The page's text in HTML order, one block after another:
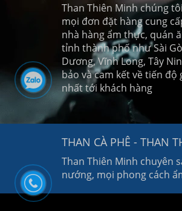
THAN CÀ PHÊ - THAN
Than Thiên Minh chuyên
nướng, mọi phong cách
Than Thiên Minh chúng
mọi đơn đặt hàng cung
nhà hàng ẩm thực, quán
tỉnh thành phố như Sài
Dương, Vĩnh Long, Tây
bảo và cam kết về tiến
nhất tới khách hàng